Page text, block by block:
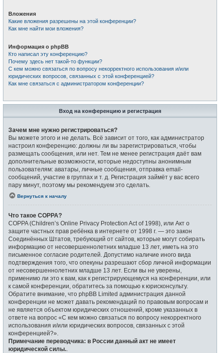
Вложения
Какие вложения разрешены на этой конференции?
Как мне найти мои вложения?
Информация о phpBB
Кто написал эту конференцию?
Почему здесь нет такой-то функции?
С кем можно связаться по вопросу некорректного использования и/или
юридических вопросов, связанных с этой конференцией?
Как мне связаться с администратором конференции?
Вход на конференцию и регистрация
Зачем мне нужно регистрироваться?
Вы можете этого и не делать. Всё зависит от того, как администратор
настроил конференцию: должны ли вы зарегистрироваться, чтобы
размещать сообщения, или нет. Тем не менее регистрация даёт вам
дополнительные возможности, которые недоступны анонимным
пользователям: аватары, личные сообщения, отправка email-
сообщений, участие в группах и т. д. Регистрация займёт у вас всего
пару минут, поэтому мы рекомендуем это сделать.
Вернуться к началу
Что такое COPPA?
COPPA (Children’s Online Privacy Protection Act of 1998), или Акт о
защите частных прав ребёнка в интернете от 1998 г. — это закон
Соединённых Штатов, требующий от сайтов, которые могут собирать
информацию от несовершеннолетних младше 13 лет, иметь на это
письменное согласие родителей. Допустимо наличие иного вида
подтверждения того, что опекуны разрешают сбор личной информации
от несовершеннолетних младше 13 лет. Если вы не уверены,
применимо ли это к вам, как к регистрирующемуся на конференции, или
к самой конференции, обратитесь за помощью к юрисконсульту.
Обратите внимание, что phpBB Limited администрация данной
конференции не может давать рекомендаций по правовым вопросам и
не является объектом юридических отношений, кроме указанных в
ответе на вопрос «С кем можно связаться по вопросу некорректного
использования и/или юридических вопросов, связанных с этой
конференцией?».
Примечание переводчика: в России данный акт не имеет
юридической силы.